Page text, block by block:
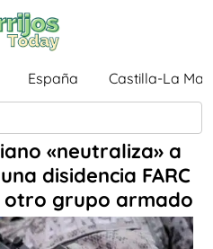
España Castilla-La
«neutraliza» a
disidencia FARC
otro grupo armado